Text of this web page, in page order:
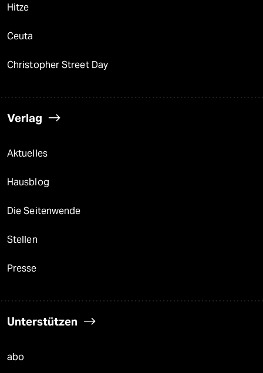
Hitze
Ceuta
Christopher Street Day
Verlag
Aktuelles
Hausblog
Die Seitenwende
Stellen
Presse
Unterstützen
abo